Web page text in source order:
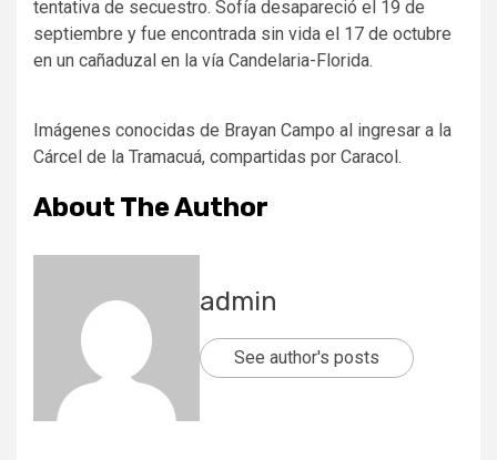
tentativa de secuestro. Sofía desapareció el 19 de
septiembre y fue encontrada sin vida el 17 de octubre
en un cañaduzal en la vía Candelaria-Florida.
Imágenes conocidas de Brayan Campo al ingresar a la
Cárcel de la Tramacuá, compartidas por Caracol.
About The Author
admin
See author's posts